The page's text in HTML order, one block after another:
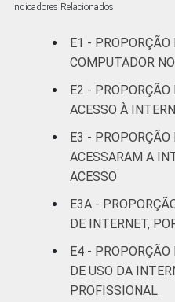
FAIXA ETÁRIA
Indicadores Relacionados
E1 - PROPORÇÃO
COMPUTADOR
E2 - PROPORÇÃO
ACESSO À
E3 -
ACESSARAM A
ACESSO
E3A -
DE INTERNET,
E4 -
DE USO DA
PROFISSIONAL